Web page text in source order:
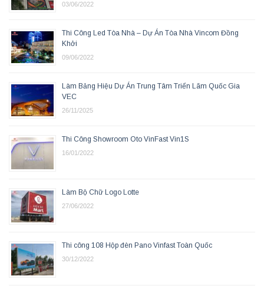
03/06/2022
Thi Công Led Tòa Nhà – Dự Án Tòa Nhà Vincom Đồng
Khởi
09/06/2022
Làm Bảng Hiệu Dự Án Trung Tâm Triển Lãm Quốc Gia
VEC
26/11/2025
Thi Công Showroom Oto VinFast Vin1S
16/01/2022
Làm Bộ Chữ Logo Lotte
27/06/2022
Thi công 108 Hộp đèn Pano Vinfast Toàn Quốc
30/12/2022